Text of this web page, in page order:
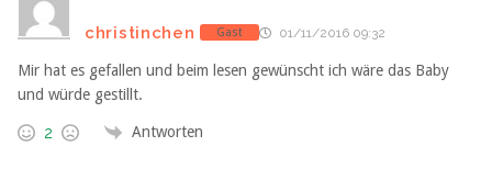
christinchen Gast 01/11/2016 09:32
Mir hat es gefallen und beim lesen gewünscht ich wäre das Baby
und würde gestillt.
2 Antworten